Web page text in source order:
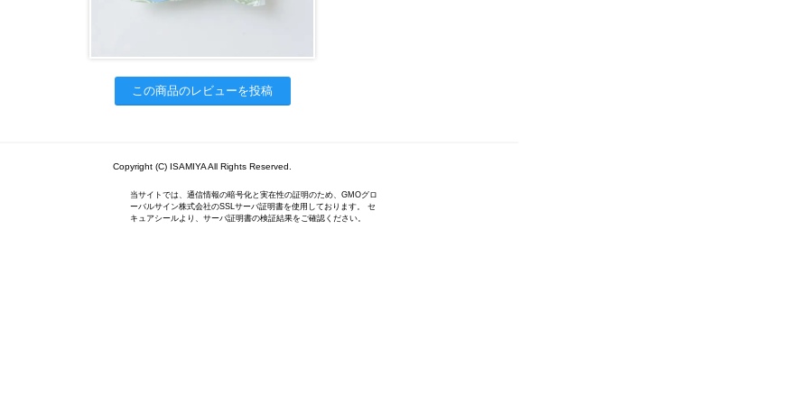
この商品のレビューを投稿
Copyright (C) ISAMIYA All Rights Reserved.
当サイトでは、通信情報の暗号化と実在性の証明のため、GMOグロ
ーバルサイン株式会社のSSLサーバ証明書を使用しております。 セ
キュアシールより、サーバ証明書の検証結果をご確認ください。